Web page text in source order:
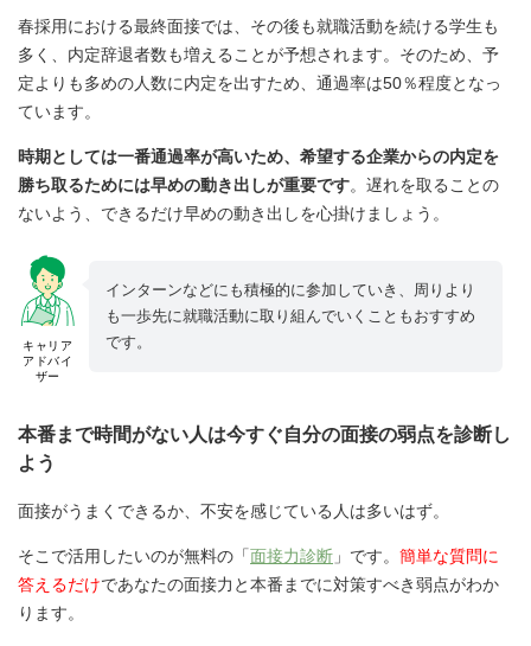
春採用における最終面接では、その後も就職活動を続ける学生も
多く、内定辞退者数も増えることが予想されます。そのため、予
定よりも多めの人数に内定を出すため、通過率は50％程度となっ
ています。
時期としては一番通過率が高いため、希望する企業からの内定を
勝ち取るためには早めの動き出しが重要です。遅れを取ることの
ないよう、できるだけ早めの動き出しを心掛けましょう。
キャリア
アドバイ
ザー
インターンなどにも積極的に参加していき、周りより
も一歩先に就職活動に取り組んでいくこともおすすめ
です。
本番まで時間がない人は今すぐ自分の面接の弱点を診断し
よう
面接がうまくできるか、不安を感じている人は多いはず。
そこで活用したいのが無料の「面接力診断 」です。 簡単な質問に
答えるだけであなたの面接力と本番までに対策すべき弱点がわか
ります。